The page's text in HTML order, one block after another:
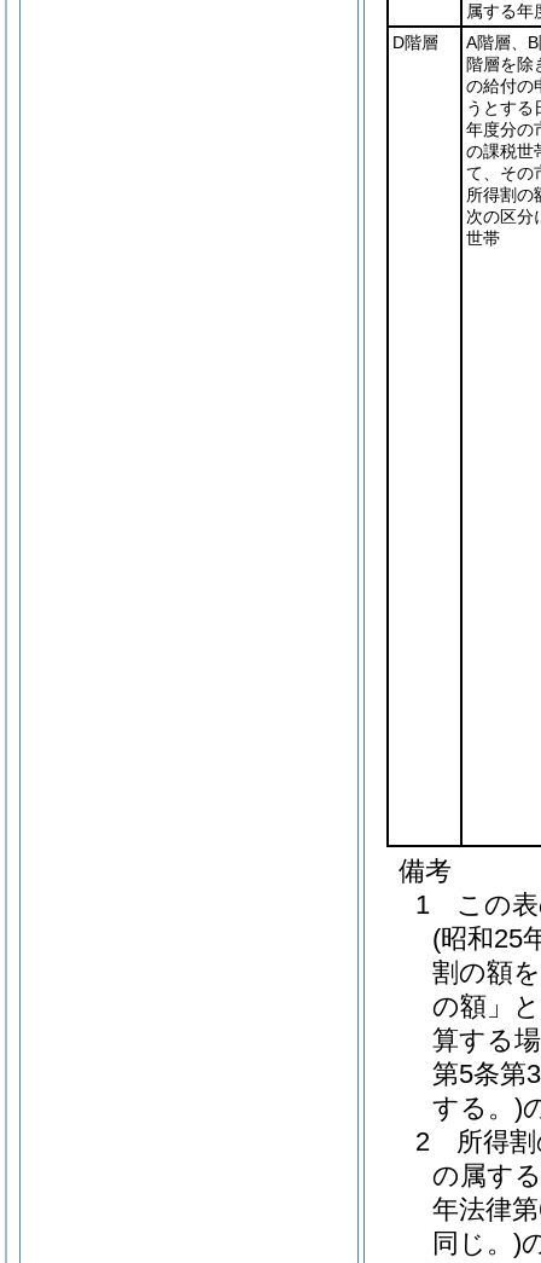
属する年
D階層
A階層、
階層を除
の給付の
うとする
年度分の
の課税世
て、その
所得割の
次の区分
世帯
備考
1 この表
(昭和25
割の額
の額」
算する
第5条第
する。)
2 所得割
の属す
年法律
同じ。)